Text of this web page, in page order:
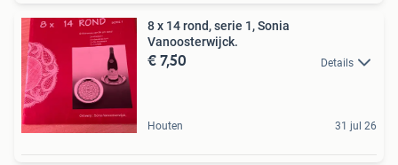
8 x 14 rond, serie 1, Sonia
Vanoosterwijck.
€ 7,50 Details
Houten 31 jul 26